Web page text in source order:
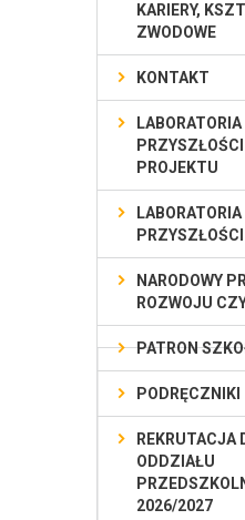
KARIERY,
ZWODOWE
KONTAKT
LABORATORIA
PROJEKTU
LABORATORIA
NARODOWY
ROZWOJU
PATRON
PODRĘCZNIKI
REKRUTACJA
ODDZIAŁU
2026/2027